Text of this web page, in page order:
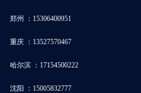
郑州 ：15306400951
重庆 ：13527570467
哈尔滨 ：17154500222
沈阳 ：15005832777